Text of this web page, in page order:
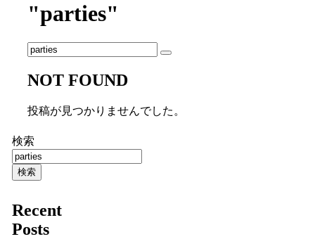
"parties"
NOT FOUND
投稿が見つかりませんでした。
検索
検索
Recent
Posts